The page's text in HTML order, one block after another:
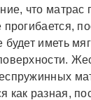
что
будет иметь
как разная,